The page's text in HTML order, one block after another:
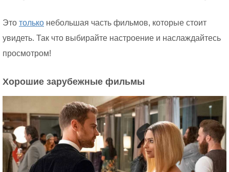
Это только небольшая часть фильмов, которые стоит
увидеть. Так что выбирайте настроение и наслаждайтесь
просмотром!
Хорошие зарубежные фильмы